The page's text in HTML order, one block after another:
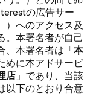
の広告サー
）へのアクセス及
。本署名者が自己
、本署名者は「 本
めに本アドサービ
店 」であり、当該
以下のとおり合意